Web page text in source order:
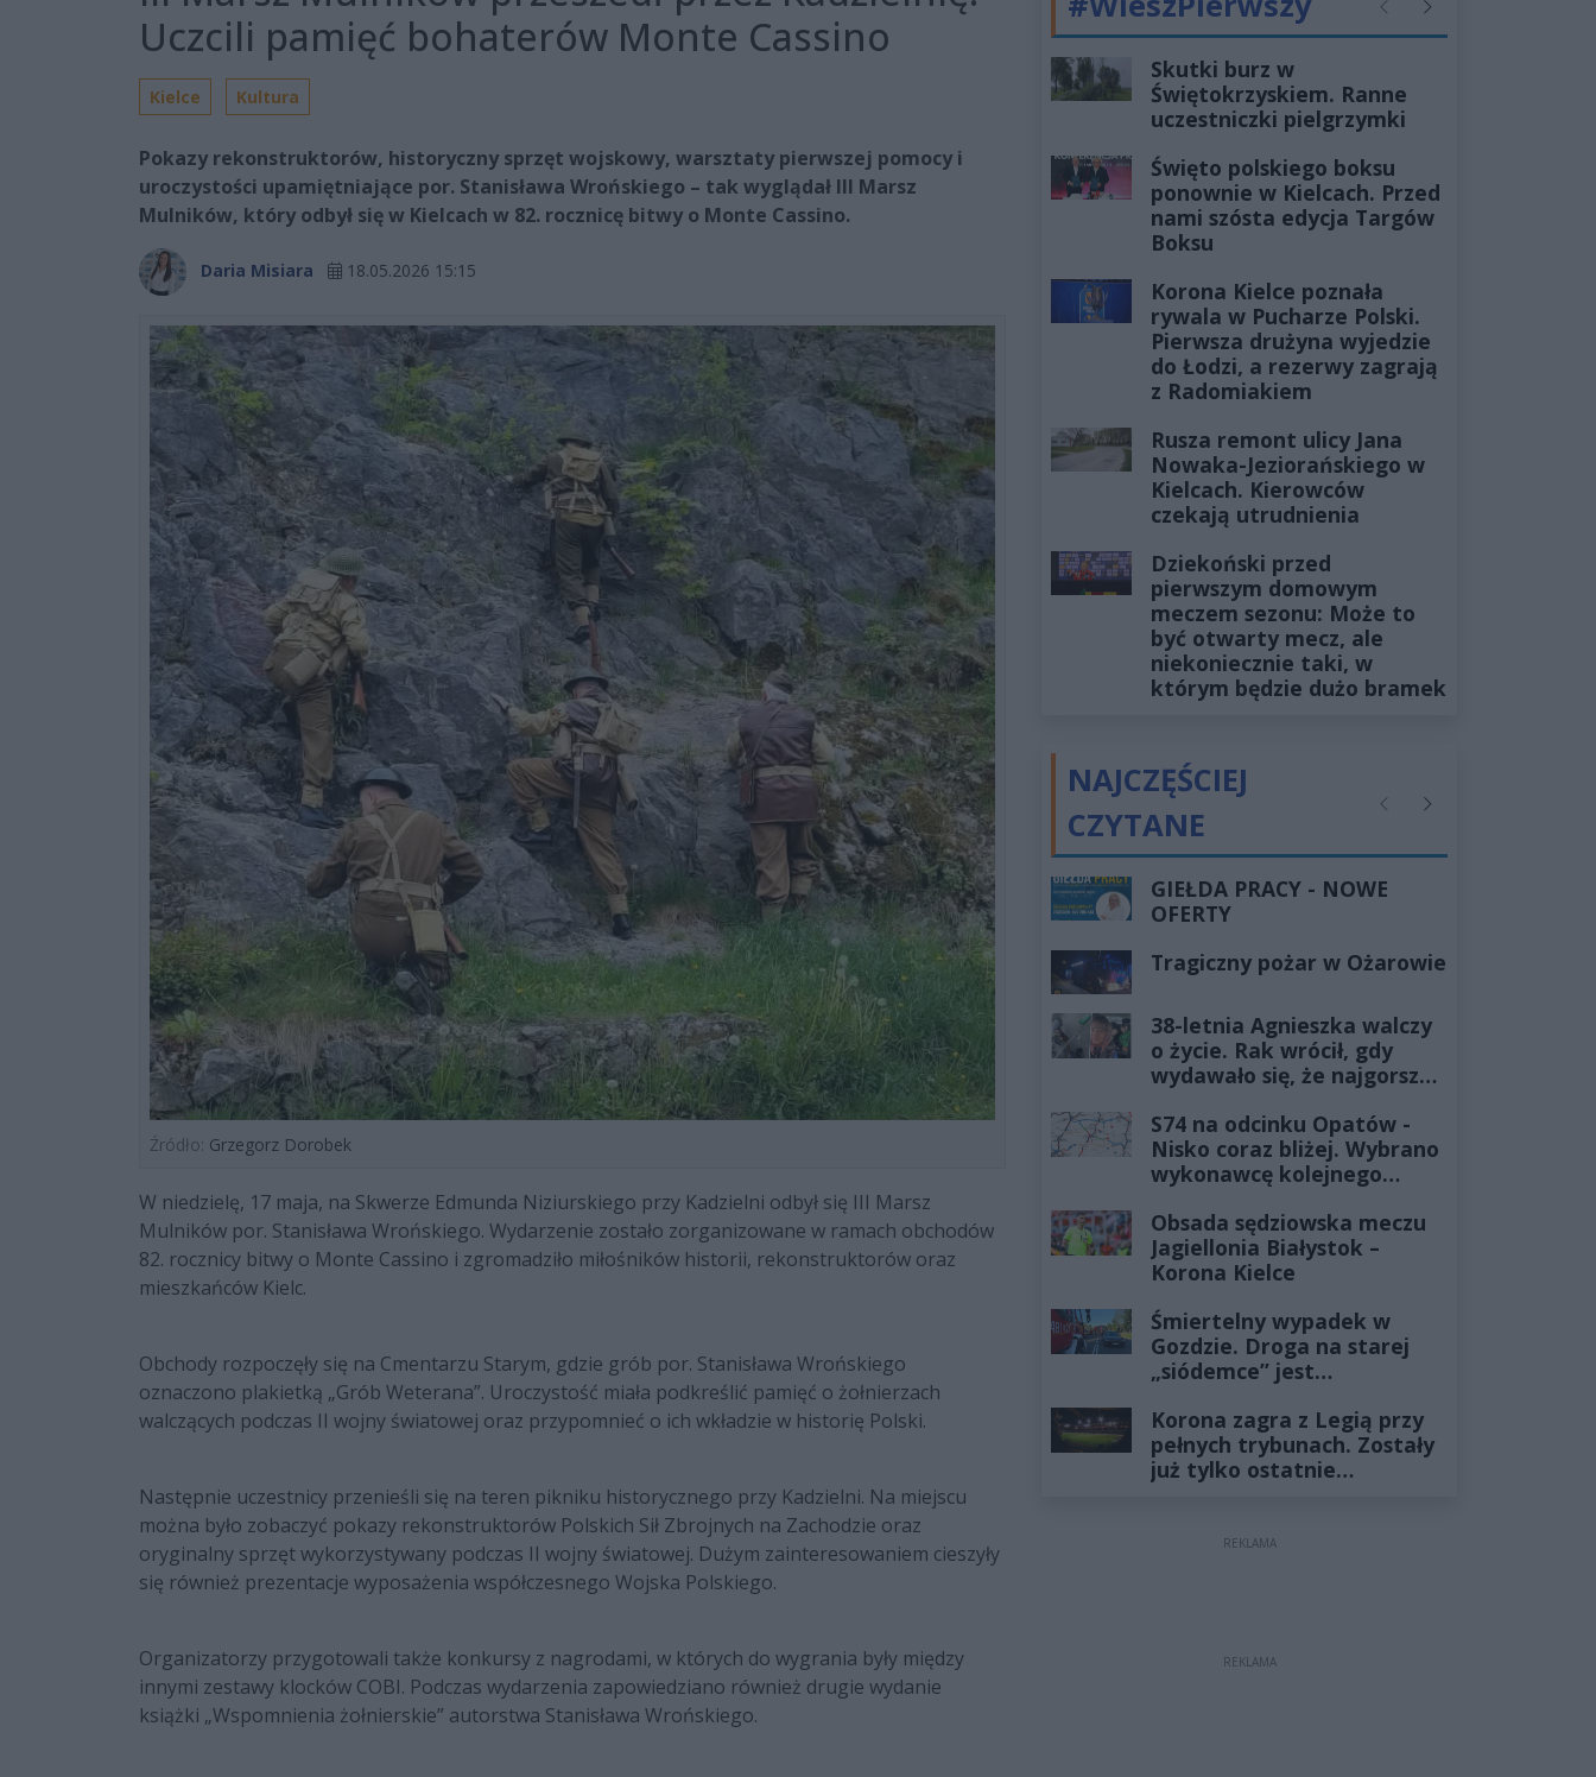
Uczcili pamięć bohaterów Monte Cassino
Kielce Kultura
Pokazy rekonstruktorów, historyczny sprzęt wojskowy, warsztaty pierwszej pomocy i
uroczystości upamiętniające por. Stanisława Wrońskiego – tak wyglądał III Marsz
Mulników, który odbył się w Kielcach w 82. rocznicę bitwy o Monte Cassino.
Daria Misiara 18.05.2026 15:15
Źródło: Grzegorz Dorobek
W niedzielę, 17 maja, na Skwerze Edmunda Niziurskiego przy Kadzielni odbył się III Marsz
Mulników por. Stanisława Wrońskiego. Wydarzenie zostało zorganizowane w ramach obchodów
82. rocznicy bitwy o Monte Cassino i zgromadziło miłośników historii, rekonstruktorów oraz
mieszkańców Kielc.
Obchody rozpoczęły się na Cmentarzu Starym, gdzie grób por. Stanisława Wrońskiego
oznaczono plakietką „Grób Weterana”. Uroczystość miała podkreślić pamięć o żołnierzach
walczących podczas II wojny światowej oraz przypomnieć o ich wkładzie w historię Polski.
Następnie uczestnicy przenieśli się na teren pikniku historycznego przy Kadzielni. Na miejscu
można było zobaczyć pokazy rekonstruktorów Polskich Sił Zbrojnych na Zachodzie oraz
oryginalny sprzęt wykorzystywany podczas II wojny światowej. Dużym zainteresowaniem cieszyły
się również prezentacje wyposażenia współczesnego Wojska Polskiego.
Organizatorzy przygotowali także konkursy z nagrodami, w których do wygrania były między
innymi zestawy klocków COBI. Podczas wydarzenia zapowiedziano również drugie wydanie
książki „Wspomnienia żołnierskie” autorstwa Stanisława Wrońskiego.
PoprzednieNastępne
Skutki burz w
Świętokrzyskiem. Ranne
uczestniczki pielgrzymki
Święto polskiego boksu
ponownie w Kielcach. Przed
nami szósta edycja Targów
Boksu
Korona Kielce poznała
rywala w Pucharze Polski.
Pierwsza drużyna wyjedzie
do Łodzi, a rezerwy zagrają
z Radomiakiem
Rusza remont ulicy Jana
Nowaka-Jeziorańskiego w
Kielcach. Kierowców
czekają utrudnienia
Dziekoński przed
pierwszym domowym
meczem sezonu: Może to
być otwarty mecz, ale
niekoniecznie taki, w
którym będzie dużo bramek
NAJCZĘŚCIEJ
CZYTANE
PoprzednieNastępne
GIEŁDA PRACY - NOWE
OFERTY
Tragiczny pożar w Ożarowie
38-letnia Agnieszka walczy
o życie. Rak wrócił, gdy
wydawało się, że najgorsze
S74 na odcinku Opatów -
Nisko coraz bliżej. Wybrano
wykonawcę kolejnego
Obsada sędziowska meczu
Jagiellonia Białystok –
Korona Kielce
Śmiertelny wypadek w
Gozdzie. Droga na starej
„siódemce” jest
Korona zagra z Legią przy
pełnych trybunach. Zostały
już tylko ostatnie
REKLAMA
REKLAMA